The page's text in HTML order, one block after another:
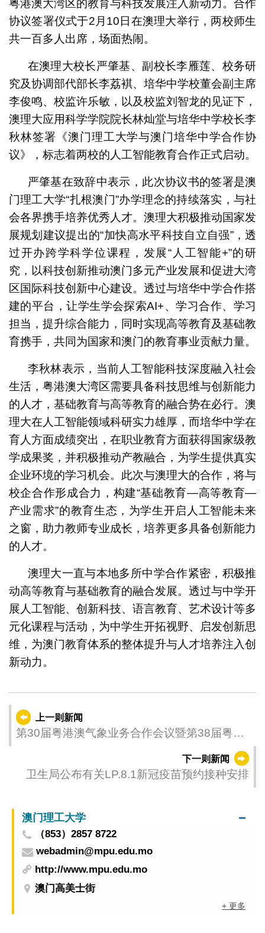
粤港澳大湾区的教育与科技发展注入新动力。合作
协议签署仪式于2月10日在澳理大举行，两校师生
共一百多人出席，场面热闹。
在澳理大校长严肇基、副校长李雁莲、校务研
究及协调部代部长李荔褀、培华中学校董会副主席
李俊鸣、校监许乐敏，以及校监刘智龙的见证下，
澳理大应用科学学院院长林灿堂与培华中学校长李
秋林签署《澳门理工大学与澳门培华中学合作协
议》，标志着两校的人工智能教育合作正式启动。
严肇基在致辞中表示，此次协议书的签署是澳
门理工大学“扎根澳门”办学理念的持续落实，与社
会各界携手培养优秀人才。澳理大积极推动国家发
展规划建议提出的“加快高水平科技自立自强”，透
过开办跨学科学位课程，发展“人工智能+”的研
究，以科技创新推动澳门多元产业发展和促进大湾
区国际科技创新中心建设。透过与培华中学合作搭
建的平台，让学生学会探索AI+、学习合作、学习
担当，提升综合能力，同时实现高等教育及基础教
育携手，共同为国家和澳门的教育事业贡献力量。
李秋林表示，当前人工智能科技深度融入社会
生活，粤港澳大湾区需要具备科技思维与创新能力
的人才，基础教育与高等教育的融合势在必行。澳
理大在人工智能领域科研实力雄厚，而培华中学在
育人方面成绩突出，在职业教育方面获得国家级教
学成果奖，并积极推动产教融合，为学生提供真实
企业环境的学习机会。此次与澳理大的合作，将与
校企合作形成合力，构建“基础教育—高等教育—
产业需求”的教育生态，为学生开启人工智能未来
之窗，助力教师专业成长，培养更多具备创新能力
的人才。
澳理大一直与本地多所中学合作紧密，积极推
动高等教育与基础教育的融合发展。透过与中学开
展人工智能、创新科技、语言教育、艺术设计等多
元化课程与活动，为中学生开拓视野、启发创新思
维，为澳门教育体系的整体提升与人才培养注入创
新动力。
上一则新闻
第30届粤港澳气象业务合作会议暨第38届粤港
下一则新闻
卫生局公布有关LP.8.1新冠疫苗预约接种安排
澳门理工大学
（853）2857 8722
webadmin@mpu.edu.mo
http://www.mpu.edu.mo
澳门高美士街
+ 更多